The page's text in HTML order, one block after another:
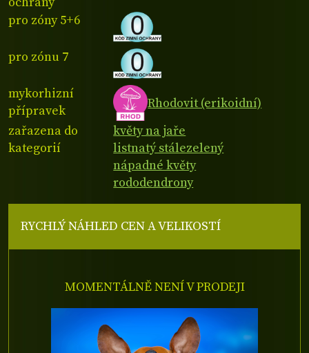
pro zóny 5+6
pro zónu 7
mykorhizní
přípravek
Rhodovit (erikoidní)
zařazena do
kategorií
květy na jaře
listnatý stálezelený
nápadné květy
rododendrony
RYCHLÝ NÁHLED CEN A VELIKOSTÍ
MOMENTÁLNĚ NENÍ V PRODEJI